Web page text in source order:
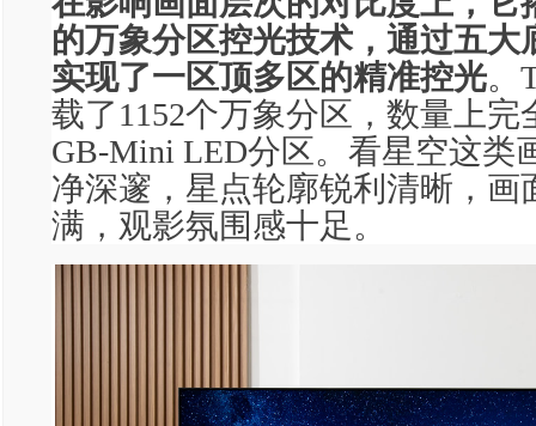
的万象分区控光技术，通过五大
实现了一区顶多区的精准控光。
载了1152个万象分区，数量上完
GB-Mini LED分区。看星空这类
净深邃，星点轮廓锐利清晰，画
满，观影氛围感十足。